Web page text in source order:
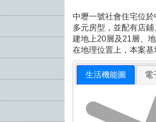
中壢一號社會住宅位
多元房型，並配有店
建地上20層及21層、
在地理位置上，本案
生活機能圖 電